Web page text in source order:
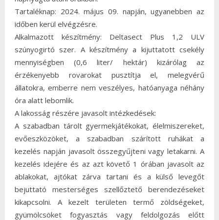
Tartaléknap: 2024. május 09. napján, ugyanebben az
időben kerül elvégzésre.
Alkalmazott készítmény: Deltasect Plus 1,2 ULV
szúnyogirtó szer. A készítmény a kijuttatott csekély
mennyiségben (0,6 liter/ hektár) kizárólag az
érzékenyebb rovarokat pusztítja el, melegvérű
állatokra, emberre nem veszélyes, hatóanyaga néhány
óra alatt lebomlik.
A lakosság részére javasolt intézkedések:
A szabadban tárolt gyermekjátékokat, élelmiszereket,
evőeszközöket, a szabadban szárított ruhákat a
kezelés napján javasolt összegyűjteni vagy letakarni. A
kezelés idejére és az azt követő 1 órában javasolt az
ablakokat, ajtókat zárva tartani és a külső levegőt
bejuttató mesterséges szellőztető berendezéseket
kikapcsolni. A kezelt területen termő zöldségeket,
gyümölcsöket fogyasztás vagy feldolgozás előtt